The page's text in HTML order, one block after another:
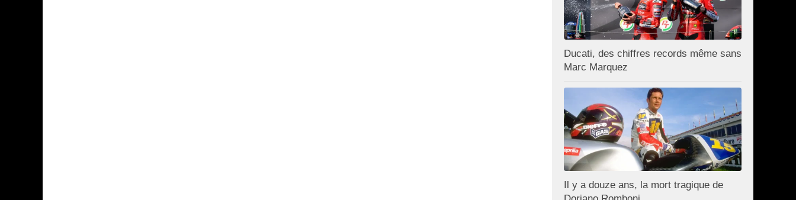
Ducati, des chiffres records même sans
Marc Marquez
Il y a douze ans, la mort tragique de